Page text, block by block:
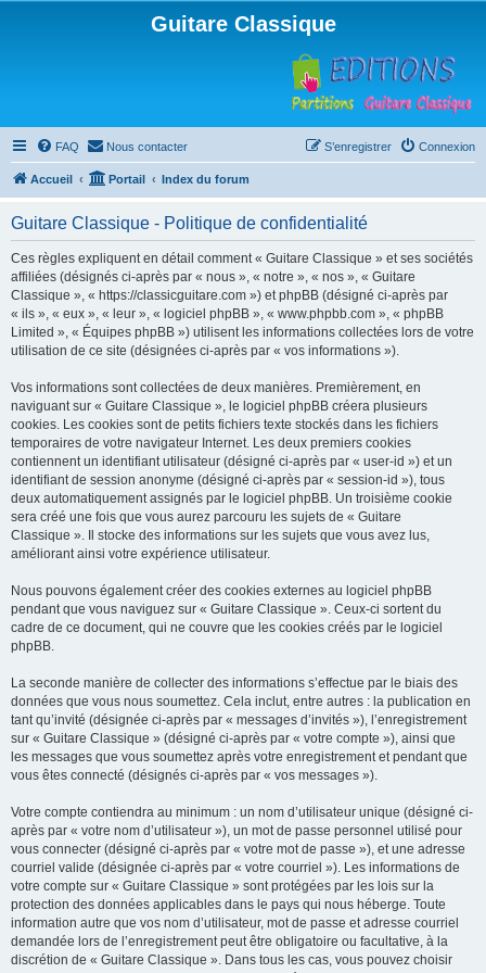
Guitare Classique
FAQ Nous contacter Connexion
S’enregistrer
Accueil Portail Index du forum
Guitare Classique - Politique de confidentialité
Ces règles expliquent en détail comment « Guitare Classique » et ses sociétés
affiliées (désignés ci-après par « nous », « notre », « nos », « Guitare
Classique », « https://classicguitare.com ») et phpBB (désigné ci-après par
« ils », « eux », « leur », « logiciel phpBB », « www.phpbb.com », « phpBB
Limited », « Équipes phpBB ») utilisent les informations collectées lors de votre
utilisation de ce site (désignées ci-après par « vos informations »).
Vos informations sont collectées de deux manières. Premièrement, en
naviguant sur « Guitare Classique », le logiciel phpBB créera plusieurs
cookies. Les cookies sont de petits fichiers texte stockés dans les fichiers
temporaires de votre navigateur Internet. Les deux premiers cookies
contiennent un identifiant utilisateur (désigné ci-après par « user-id ») et un
identifiant de session anonyme (désigné ci-après par « session-id »), tous
deux automatiquement assignés par le logiciel phpBB. Un troisième cookie
sera créé une fois que vous aurez parcouru les sujets de « Guitare
Classique ». Il stocke des informations sur les sujets que vous avez lus,
améliorant ainsi votre expérience utilisateur.
Nous pouvons également créer des cookies externes au logiciel phpBB
pendant que vous naviguez sur « Guitare Classique ». Ceux-ci sortent du
cadre de ce document, qui ne couvre que les cookies créés par le logiciel
phpBB.
La seconde manière de collecter des informations s’effectue par le biais des
données que vous nous soumettez. Cela inclut, entre autres : la publication en
tant qu’invité (désignée ci-après par « messages d’invités »), l’enregistrement
sur « Guitare Classique » (désigné ci-après par « votre compte »), ainsi que
les messages que vous soumettez après votre enregistrement et pendant que
vous êtes connecté (désignés ci-après par « vos messages »).
Votre compte contiendra au minimum : un nom d’utilisateur unique (désigné ci-
après par « votre nom d’utilisateur »), un mot de passe personnel utilisé pour
vous connecter (désigné ci-après par « votre mot de passe »), et une adresse
courriel valide (désignée ci-après par « votre courriel »). Les informations de
votre compte sur « Guitare Classique » sont protégées par les lois sur la
protection des données applicables dans le pays qui nous héberge. Toute
information autre que vos nom d’utilisateur, mot de passe et adresse courriel
demandée lors de l’enregistrement peut être obligatoire ou facultative, à la
discrétion de « Guitare Classique ». Dans tous les cas, vous pouvez choisir